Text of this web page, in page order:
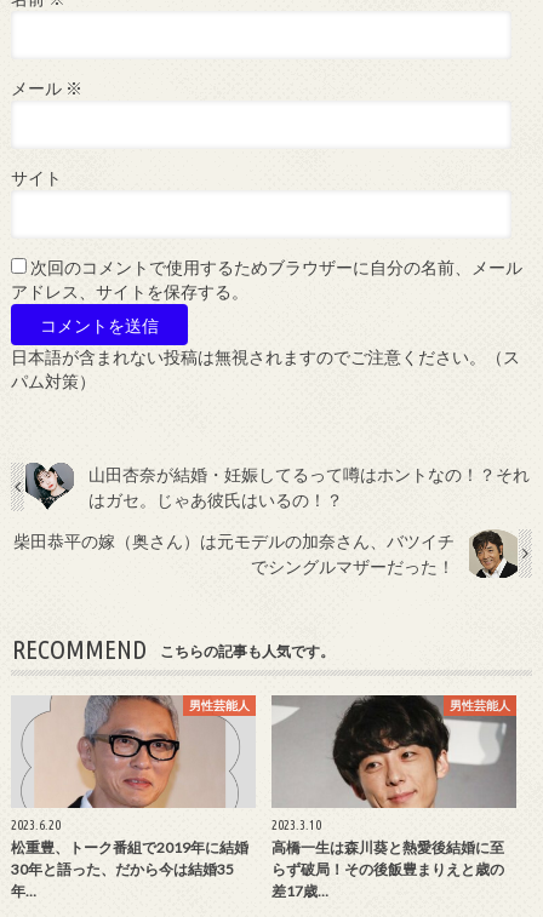
メール ※
サイト
次回のコメントで使用するためブラウザーに自分の名前、メール
アドレス、サイトを保存する。
日本語が含まれない投稿は無視されますのでご注意ください。（ス
パム対策）
山田杏奈が結婚・妊娠してるって噂はホントなの！？それ
はガセ。じゃあ彼氏はいるの！？
柴田恭平の嫁（奥さん）は元モデルの加奈さん、バツイチ
でシングルマザーだった！
RECOMMEND こちらの記事も人気です。
男性芸能人
2023.6.20
松重豊、トーク番組で2019年に結婚
30年と語った、だから今は結婚35
年…
男性芸能人
2023.3.10
高橋一生は森川葵と熱愛後結婚に至
らず破局！その後飯豊まりえと歳の
差17歳…